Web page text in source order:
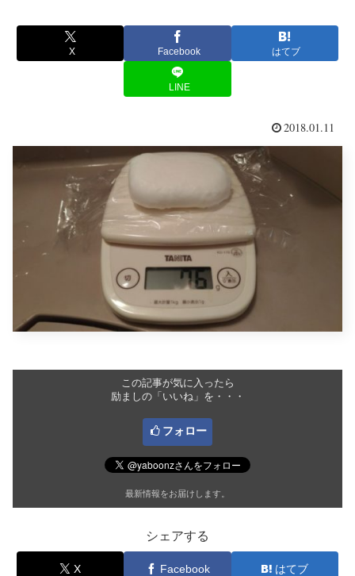
X Facebook はてブ
LINE
2018.01.11
この記事が気に入ったら
励ましの「いいね」を・・・
フォロー
最新情報をお届けします。
シェアする
X Facebook はてブ